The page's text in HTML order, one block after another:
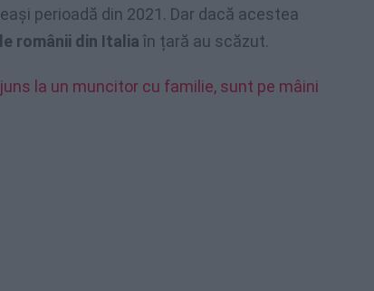
perioadă din 2021. Dar dacă acestea
românii din Italia în țară au scăzut.
la un muncitor cu familie, sunt pe mâini